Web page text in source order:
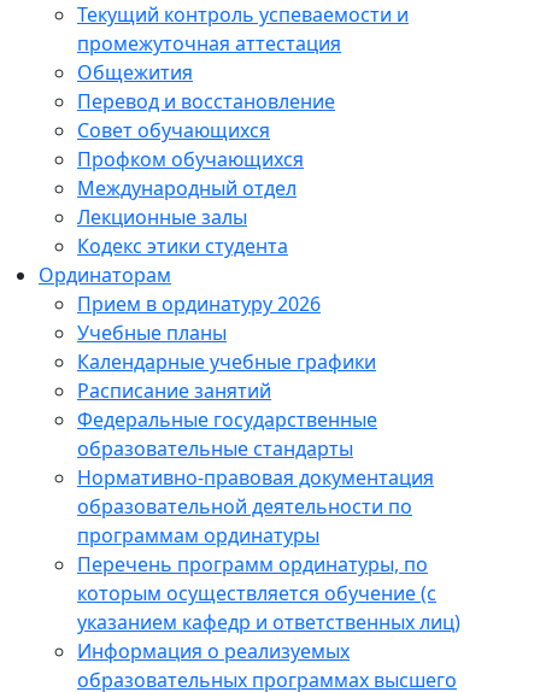
Текущий контроль успеваемости и
промежуточная аттестация
Общежития
Перевод и восстановление
Совет обучающихся
Профком обучающихся
Международный отдел
Лекционные залы
Кодекс этики студента
Ординаторам
Прием в ординатуру 2026
Учебные планы
Календарные учебные графики
Расписание занятий
Федеральные государственные
образовательные стандарты
Нормативно-правовая документация
образовательной деятельности по
программам ординатуры
Перечень программ ординатуры, по
которым осуществляется обучение (с
указанием кафедр и ответственных лиц)
Информация о реализуемых
образовательных программах высшего